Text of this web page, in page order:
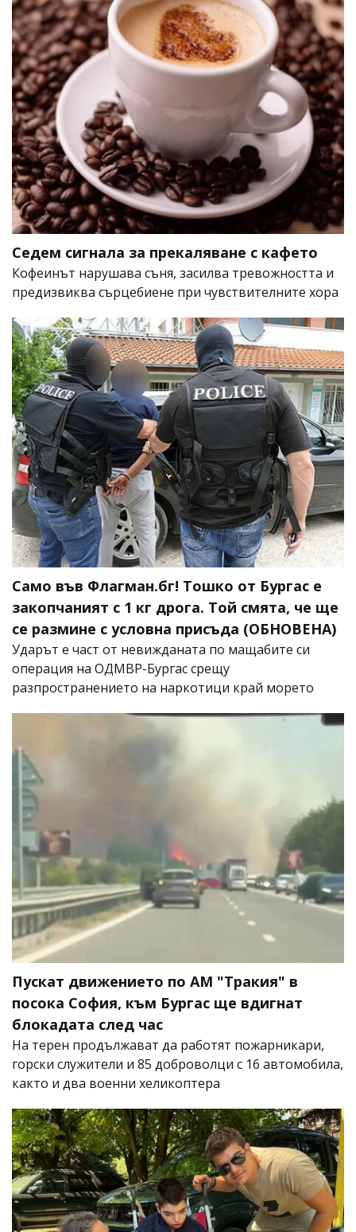
Седем сигнала за прекаляване с кафето
Кофеинът нарушава съня, засилва тревожността и
предизвиква сърцебиене при чувствителните хора
Само във Флагман.бг! Тошко от Бургас е
закопчаният с 1 кг дрога. Той смята, че ще
се размине с условна присъда (ОБНОВЕНА)
Ударът е част от невижданата по мащабите си
операция на ОДМВР-Бургас срещу
разпространението на наркотици край морето
Пускат движението по АМ "Тракия" в
посока София, към Бургас ще вдигнат
блокадата след час
На терен продължават да работят пожарникари,
горски служители и 85 доброволци с 16 автомобила,
както и два военни хеликоптера